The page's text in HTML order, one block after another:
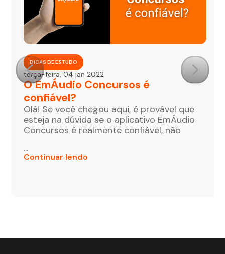
DICAS DE ESTUDO
terça-feira, 04 jan 2022
O EmÁudio Concursos é
confiável?
Olá! Se você chegou aqui, é provável que
esteja na dúvida se o aplicativo EmÁudio
Concursos é realmente confiável, não
...
Continuar lendo